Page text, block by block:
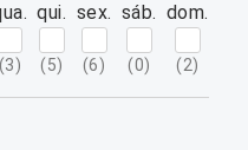
(3)
qui.
(5)
sex.
(6)
sáb.
(0)
dom.
(2)